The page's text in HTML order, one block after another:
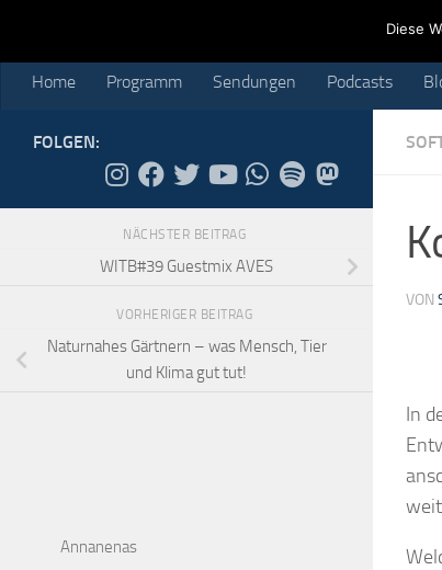
Blog
Home Programm Sendungen Podcasts
VON
In
FOLGEN:
NÄCHSTER BEITRAG
WITB#39 Guestmix AVES
VORHERIGER BEITRAG
Naturnahes Gärtnern – was Mensch, Tier
und Klima gut tut!
Annanenas
Diese